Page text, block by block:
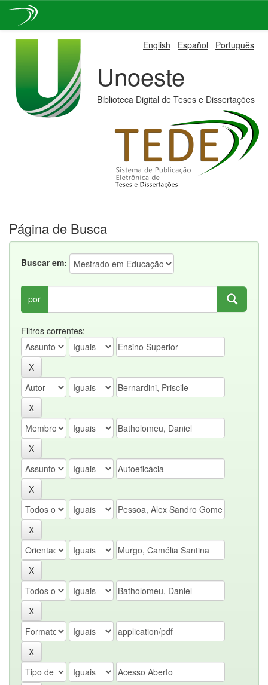
English Español Português
Unoeste
Biblioteca Digital de Teses e Dissertações
Página de Busca
Buscar em:
por
Filtros correntes: